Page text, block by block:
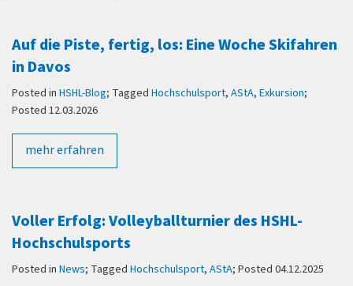
Auf die Piste, fertig, los: Eine Woche Skifahren
in Davos
Posted in HSHL-Blog; Tagged Hochschulsport, AStA, Exkursion;
Posted 12.03.2026
mehr erfahren
Voller Erfolg: Volleyballturnier des HSHL-
Hochschulsports
Posted in News; Tagged Hochschulsport, AStA; Posted 04.12.2025